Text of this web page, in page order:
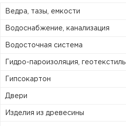
Ведра, тазы, емкости
Водоснабжение, канализация
Водосточная система
Гидро-пароизоляция, геотекстиль
Гипсокартон
Двери
Изделия из древесины